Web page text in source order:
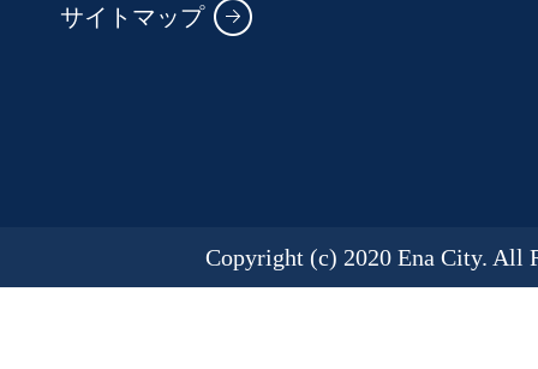
サイトマップ
Copyright (c) 2020 Ena City. All